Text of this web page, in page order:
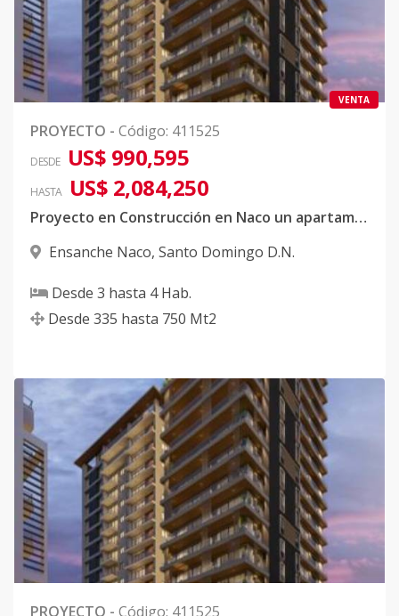
VENTA
PROYECTO - Código: 411525
DESDE US$ 990,595
HASTA US$ 2,084,250
Proyecto en Construcción en Naco un apartamento por piso
Ensanche Naco, Santo Domingo D.N.
Desde 3 hasta 4Hab.
Desde 335 hasta 750 Mt2
PROYECTO - Código: 411525